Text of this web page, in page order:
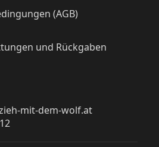
(AGB)
und Rückgaben
mit-dem-wolf.at